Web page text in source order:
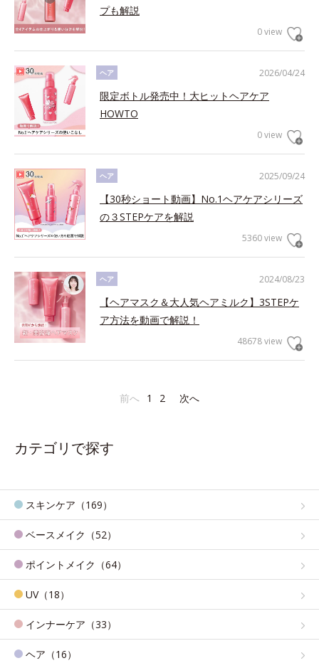
プも解説
0 view
2026/04/24
ヘア
限定ボトル発売中！大ヒットヘアケア
HOWTO
0 view
2025/09/24
ヘア
【30秒ショート動画】No.1ヘアケアシリーズ
の３STEPケアを解説
5360 view
2024/08/23
ヘア
【ヘアマスク＆大人気ヘアミルク】3STEPケ
ア方法を動画で解説！
48678 view
前へ 1 2 次へ
カテゴリで探す
スキンケア（169）
ベースメイク（52）
ポイントメイク（64）
UV（18）
インナーケア（33）
ヘア（16）